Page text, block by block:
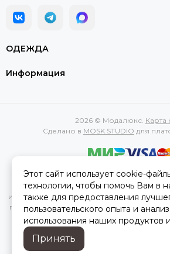
ОДЕЖДА
Информация
2026 © Модалюкс. Карта
Сделано в MOSK.STUDIO для
Вся представленная на сайте
характеристик, стоимости товаров
информационный характер и ни при
публичной офертой, определяемой
Гражданского кодекса
Этот сайт использует cookie-
технологии, чтобы помочь Вам в
также для предоставления
пользовательского опыта и
использования наших продуктов и
Принять